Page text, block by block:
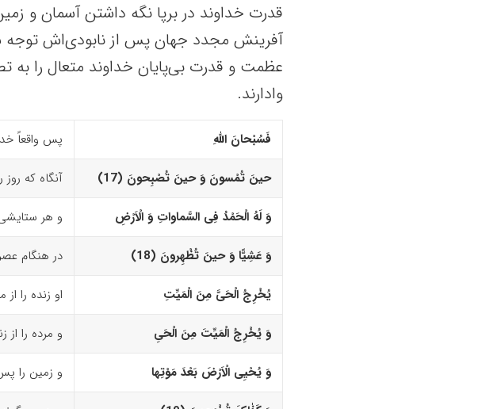
قدرت خداوند در برپا نگه داشتن آسمان و
آفرینش مجدد جهان پس از نابودی‌اش توجه
عظمت و قدرت بی‌پایان خداوند متعال را به
وادارند.
فَسُبْحانَ اللّهِ پس واقعاً
حینَ تُمْسونَ وَ حینَ تُصْبِحونَ (17)‏ آنگاه که
وَ لَهُ الْحَمْدُ فِى السَّماواتِ وَ الْاَرْضِ و هر
وَ عَشِیًّا وَ حینَ تُظْهِرونَ (18)‏ در هنگام
یُخْرِجُ الْحَیَّ مِنَ الْمَیِّتِ او زنده را
وَ یُخْرِجُ الْمَیِّتَ مِنَ الْحَیِ و مرده را
وَ یُحْیِى الْاَرْضَ بَعْدَ مَوْتِها و زمین را